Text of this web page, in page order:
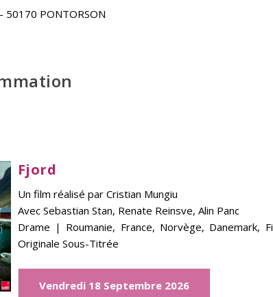
50170 PONTORSON
Fjord
Un film réalisé par Cristian Mungiu
Avec Sebastian Stan, Renate Reinsve, Alin Panc
Drame | Roumanie, France, Norvège,
Originale Sous-Titrée
Vendredi 18 Septembre 2026